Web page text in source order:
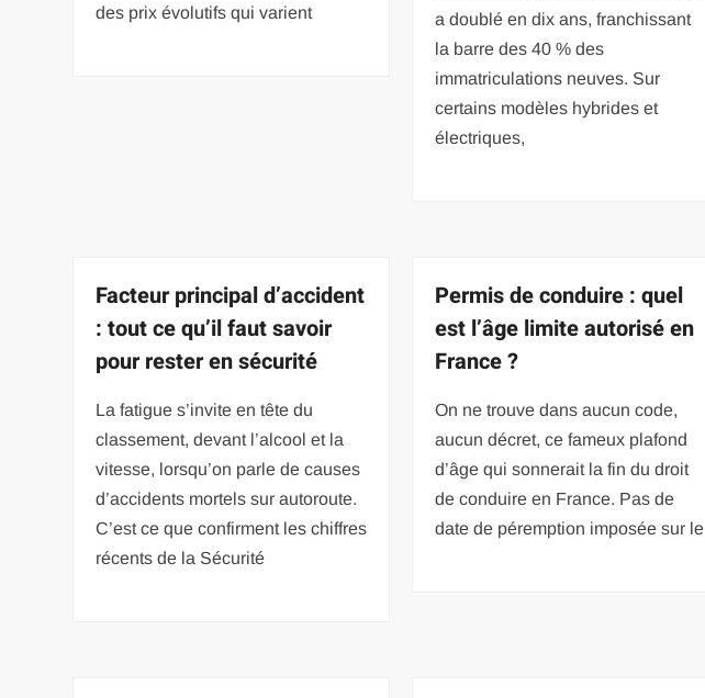
des prix évolutifs qui varient
a doublé en dix ans, franchissant
la barre des 40 % des
immatriculations neuves. Sur
certains modèles hybrides et
électriques,
Facteur principal d’accident
: tout ce qu’il faut savoir
pour rester en sécurité
La fatigue s’invite en tête du
classement, devant l’alcool et la
vitesse, lorsqu’on parle de causes
d’accidents mortels sur autoroute.
C’est ce que confirment les chiffres
récents de la Sécurité
Permis de conduire : quel
est l’âge limite autorisé en
France ?
On ne trouve dans aucun code,
aucun décret, ce fameux plafond
d’âge qui sonnerait la fin du droit
de conduire en France. Pas de
date de péremption imposée sur le